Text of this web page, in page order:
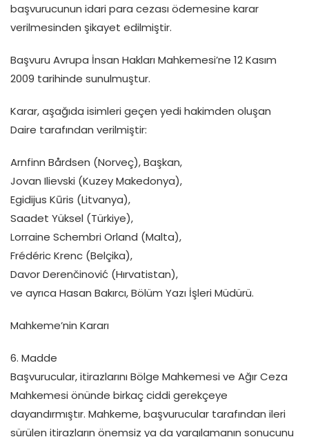
başvurucunun idari para cezası ödemesine karar
verilmesinden şikayet edilmiştir.
Başvuru Avrupa İnsan Hakları Mahkemesi’ne 12 Kasım
2009 tarihinde sunulmuştur.
Karar, aşağıda isimleri geçen yedi hakimden oluşan
Daire tarafından verilmiştir:
Arnfinn Bårdsen (Norveç), Başkan,
Jovan Ilievski (Kuzey Makedonya),
Egidijus Kūris (Litvanya),
Saadet Yüksel (Türkiye),
Lorraine Schembri Orland (Malta),
Frédéric Krenc (Belçika),
Davor Derenčinović (Hırvatistan),
ve ayrıca Hasan Bakırcı, Bölüm Yazı İşleri Müdürü.
Mahkeme’nin Kararı
6. Madde
Başvurucular, itirazlarını Bölge Mahkemesi ve Ağır Ceza
Mahkemesi önünde birkaç ciddi gerekçeye
dayandırmıştır. Mahkeme, başvurucular tarafından ileri
sürülen itirazların önemsiz ya da yargılamanın sonucunu